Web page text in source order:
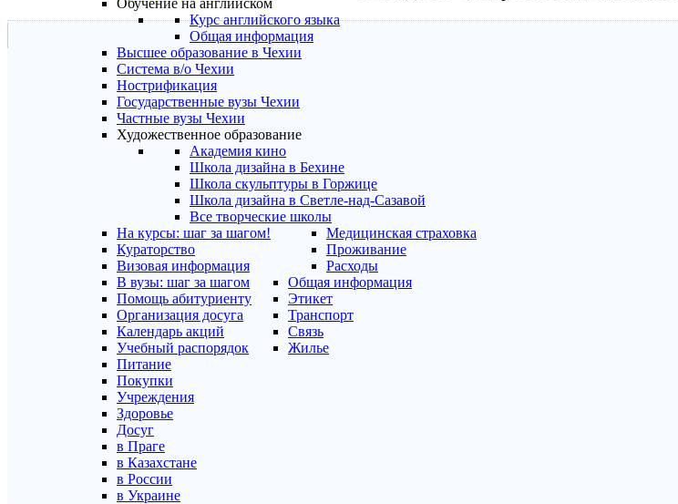
Обучение на английском
Курс английского языка
Общая информация
Высшее образование в Чехии
Система в/о Чехии
Нострификация
Государственные вузы Чехии
Частные вузы Чехии
Художественное образование
Академия кино
Школа дизайна в Бехине
Школа скульптуры в Горжице
Школа дизайна в Светле-над-Сазавой
Все творческие школы
На курсы: шаг за шагом!
Кураторство
Визовая информация
Медицинская страховка
Проживание
Расходы
В вузы: шаг за шагом
Помощь абитуриенту
Организация досуга
Календарь акций
Учебный распорядок
Общая информация
Этикет
Транспорт
Связь
Жилье
Питание
Покупки
Учреждения
Здоровье
Досуг
в Праге
в Казахстане
в России
в Украине